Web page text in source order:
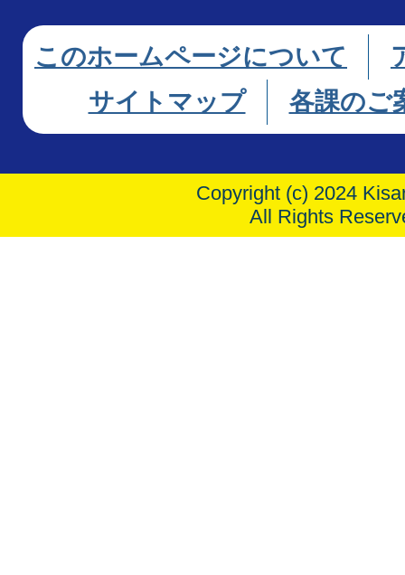
このホームページについて
サイトマップ
各課のご
Copyright (c) 2024
All Rights